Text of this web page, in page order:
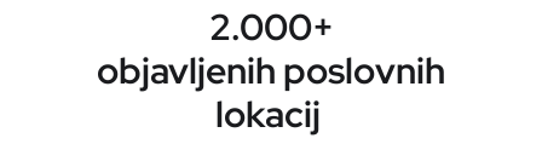
2.000+
objavljenih poslovnih
lokacij